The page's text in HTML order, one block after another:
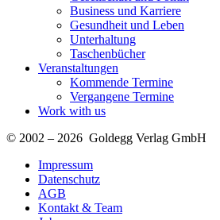
Business und Karriere
Gesundheit und Leben
Unterhaltung
Taschenbücher
Veranstaltungen
Kommende Termine
Vergangene Termine
Work with us
© 2002 – 2026 Goldegg Verlag GmbH
Impressum
Datenschutz
AGB
Kontakt & Team